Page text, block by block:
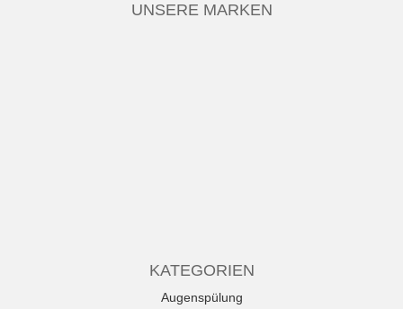
UNSERE MARKEN
KATEGORIEN
Augenspülung